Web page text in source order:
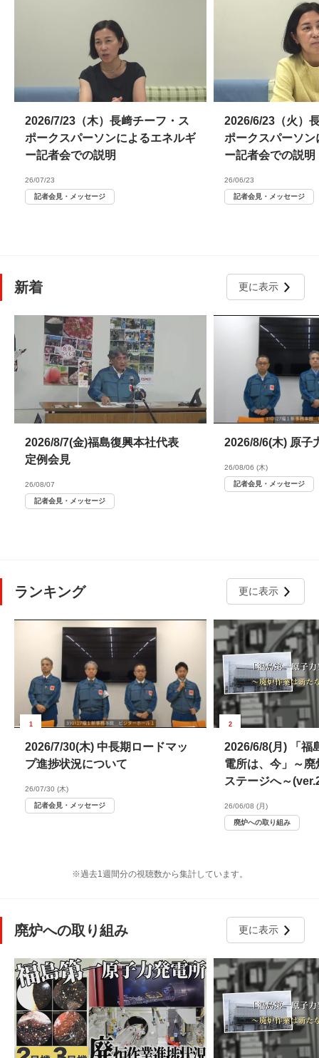
2026/7/23（木）長﨑チーフ・ス
ポークスパーソンによるエネルギ
ー記者会での説明
26/07/23
記者会見・メッセージ
2026/6/23（火）
ポークスパーソ
ー記者会での説明
26/06/23
記者会見・メッセージ
新着 更に表示
2026/8/7(金)福島復興本社代表
定例会見
26/08/07
記者会見・メッセージ
2026/8/6(木) 原子
26/08/06 (木)
記者会見・メッセージ
ランキング 更に表示
1
2026/7/30(木) 中長期ロードマッ
プ進捗状況について
26/07/30 (木)
記者会見・メッセージ
2
2026/6/8(月) 「福
電所は、今」～
ステージへ～
26/06/08 (月)
廃炉への取り組み
※過去1週間分の視聴数から集計しています。
廃炉への取り組み 更に表示